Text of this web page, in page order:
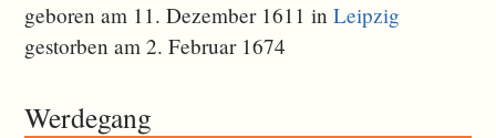
geboren am 11. Dezember 1611 inLeipzig
gestorben am 2. Februar 1674
Werdegang